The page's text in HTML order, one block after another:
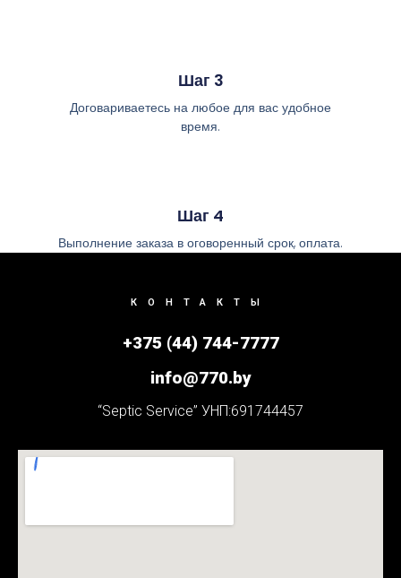
Шаг 3
Договариваетесь на любое для вас удобное
время.
Шаг 4
Выполнение заказа в оговоренный срок, оплата.
КОНТАКТЫ
+375 (44) 744-7777
info@770.by
“Septic Service” УНП:691744457